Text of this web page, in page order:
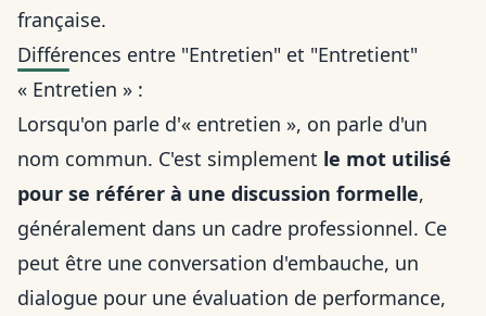
française.
Différences entre "Entretien" et "Entretient"
« Entretien » :
Lorsqu'on parle d'« entretien », on parle d'un
nom commun. C'est simplement le mot utilisé
pour se référer à une discussion formelle,
généralement dans un cadre professionnel. Ce
peut être une conversation d'embauche, un
dialogue pour une évaluation de performance,